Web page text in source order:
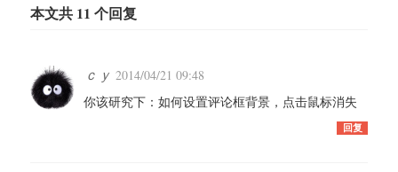
本文共 11 个回复
ｃｙ 2014/04/21 09:48
你该研究下：如何设置评论框背景，点击鼠标消失
回复